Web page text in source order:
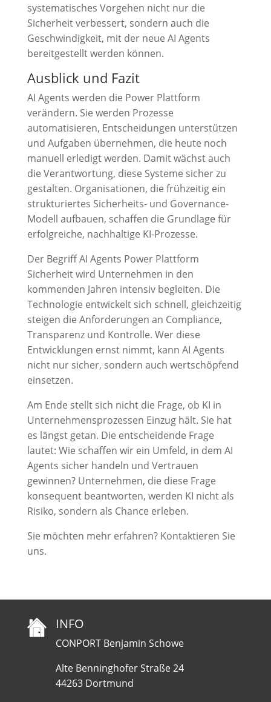
systematisches Vorgehen nicht nur die
Sicherheit verbessert, sondern auch die
Geschwindigkeit, mit der neue AI Agents
bereitgestellt werden können.
Ausblick und Fazit
AI Agents werden die Power Plattform
verändern. Sie werden Prozesse
automatisieren, Entscheidungen unterstützen
und Aufgaben übernehmen, die heute noch
manuell erledigt werden. Damit wächst auch
die Verantwortung, diese Systeme sicher zu
gestalten. Organisationen, die frühzeitig ein
strukturiertes Sicherheits- und Governance-
Modell aufbauen, schaffen die Grundlage für
erfolgreiche, nachhaltige KI-Prozesse.
Der Begriff AI Agents Power Plattform
Sicherheit wird Unternehmen in den
kommenden Jahren intensiv begleiten. Die
Technologie entwickelt sich schnell, gleichzeitig
steigen die Anforderungen an Compliance,
Transparenz und Kontrolle. Wer diese
Entwicklungen ernst nimmt, kann AI Agents
nicht nur sicher, sondern auch wertschöpfend
einsetzen.
Am Ende stellt sich nicht die Frage, ob KI in
Unternehmensprozessen Einzug hält. Sie hat
es längst getan. Die entscheidende Frage
lautet: Wie schaffen wir ein Umfeld, in dem AI
Agents sicher handeln und Vertrauen
gewinnen? Unternehmen, die diese Frage
konsequent beantworten, werden KI nicht als
Risiko, sondern als Chance erleben.
Sie möchten mehr erfahren? Kontaktieren Sie
uns.
INFO
CONPORT Benjamin Schowe
Alte Benninghofer Straße 24
44263 Dortmund